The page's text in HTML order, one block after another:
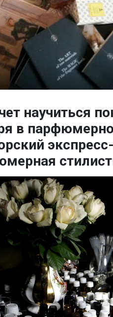
научиться
в